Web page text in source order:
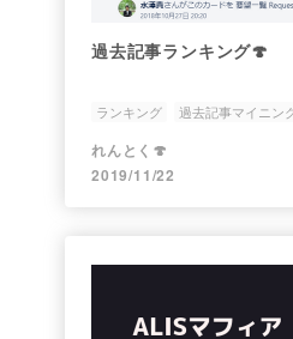
過去記事ランキング🍄
ランキング 過去記事マイニン
れんとく🍄
2019/11/22